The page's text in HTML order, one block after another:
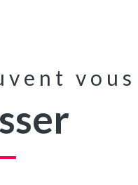
vous